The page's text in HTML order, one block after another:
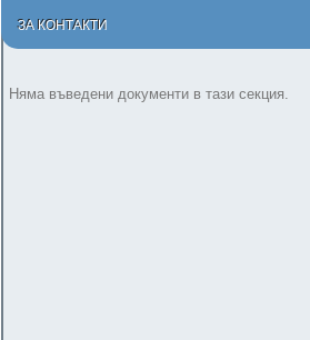
ЗА КОНТАКТИ
Начало› Заседания и решения
Няма въведени документи в тази секция.